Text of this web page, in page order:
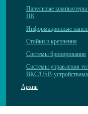
Панельные
ПК
Информационные
Стойки и крепления
Системы бронирования
Системы управления
ВКС/USB-устройствами
Архив